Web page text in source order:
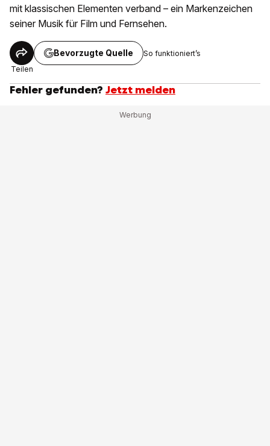
mit klassischen Elementen verband – ein Markenzeichen
seiner Musik für Film und Fernsehen.
Teilen
Bevorzugte Quelle So funktioniert’s
Fehler gefunden? Jetzt melden